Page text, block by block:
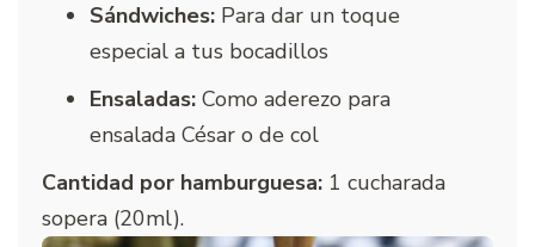
Sándwiches: Para dar un toque
especial a tus bocadillos
Ensaladas: Como aderezo para
ensalada César o de col
Cantidad por hamburguesa: 1 cucharada
sopera (20ml).